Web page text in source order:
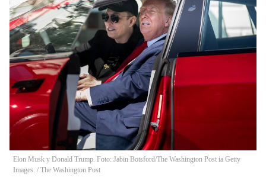
Elon Musk y Donald Trump. Foto: Jabin Botsford/The Washington Post ia Getty
Images. / The Washington Post